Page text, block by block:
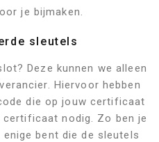
je bijmaken.
sleutels
Deze kunnen we alleen
Hiervoor hebben
die op jouw certificaat
nodig. Zo ben je
bent die de sleutels